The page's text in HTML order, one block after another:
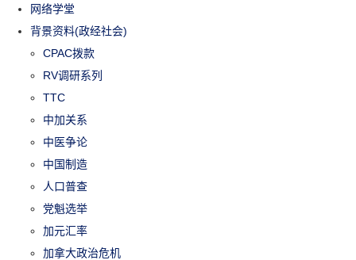
网络学堂
背景资料(政经社会)
CPAC拨款
RV调研系列
TTC
中加关系
中医争论
中国制造
人口普查
党魁选举
加元汇率
加拿大政治危机